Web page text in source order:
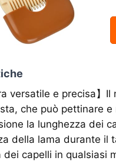
versatile e precisa
che può pettinare
la lunghezza dei
della lama durante il
dei capelli in qualsiasi